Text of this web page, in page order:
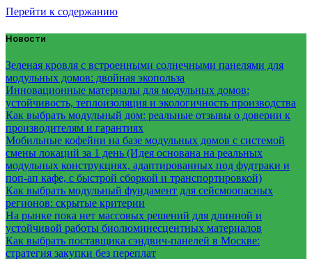
Перейти к содержанию
Новости
Зеленая кровля с встроенными солнечными панелями для
модульных домов: двойная экопольза
Инновационные материалы для модульных домов:
устойчивость, теплоизоляция и экологичность производства
Как выбрать модульный дом: реальные отзывы о доверии к
производителям и гарантиях
Мобильные кофейни на базе модульных домов с системой
смены локаций за 1 день (Идея основана на реальных
модульных конструкциях, адаптированных под фудтраки и
поп-ап кафе, с быстрой сборкой и транспортировкой)
Как выбрать модульный фундамент для сейсмоопасных
регионов: скрытые критерии
На рынке пока нет массовых решений для длинной и
устойчивой работы биолюминесцентных материалов
Как выбрать поставщика сэндвич-панелей в Москве:
стратегия закупки без переплат